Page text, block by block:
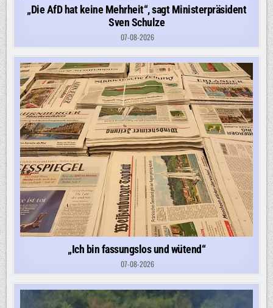
„Die AfD hat keine Mehrheit“, sagt Ministerpräsident
Sven Schulze
07-08-2026
„Ich bin fassungslos und wütend“
07-08-2026